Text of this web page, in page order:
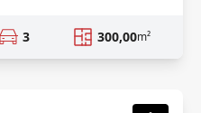
3 300,00m²